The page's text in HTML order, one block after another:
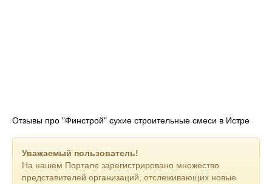
Отзывы про "Финстрой" сухие строительные смеси в Истре
Уважаемый пользователь!
На нашем Портале зарегистрировано множество
представителей организаций, отслеживающих новые